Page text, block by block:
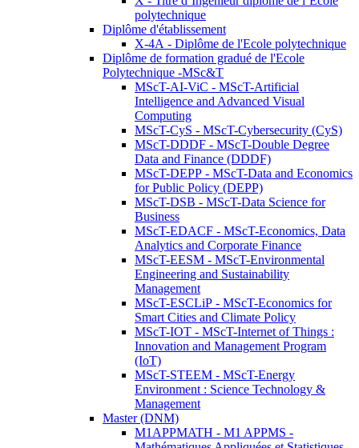
polytechnique
Diplôme d'établissement
X-4A - Diplôme de l'Ecole polytechnique
Diplôme de formation gradué de l'Ecole
Polytechnique -MSc&T
MScT-AI-ViC - MScT-Artificial
Intelligence and Advanced Visual
Computing
MScT-CyS - MScT-Cybersecurity (CyS)
MScT-DDDF - MScT-Double Degree
Data and Finance (DDDF)
MScT-DEPP - MScT-Data and Economics
for Public Policy (DEPP)
MScT-DSB - MScT-Data Science for
Business
MScT-EDACF - MScT-Economics, Data
Analytics and Corporate Finance
MScT-EESM - MScT-Environmental
Engineering and Sustainability
Management
MScT-ESCLiP - MScT-Economics for
Smart Cities and Climate Policy
MScT-IOT - MScT-Internet of Things :
Innovation and Management Program
(IoT)
MScT-STEEM - MScT-Energy
Environment : Science Technology &
Management
Master (DNM)
M1APPMATH - M1 APPMS -